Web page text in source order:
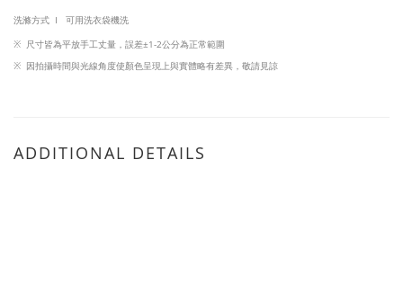
洗滌方式 I
可用洗衣袋機洗
※ 尺寸皆為平放手工丈量， 誤差±1-2公分為正常範圍
※ 因拍攝時間與光線角度使顏色呈現上與實體略有差異，敬請見諒
ADDITIONAL DETAILS